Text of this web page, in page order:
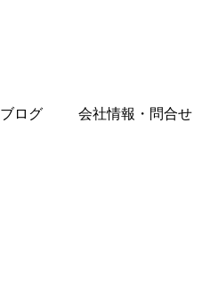
ブログ 会社情報・問合せ